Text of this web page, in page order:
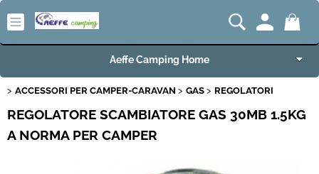
Aeffe Camping Home
Articoli per Camper e Caravan
Articoli VW Collection
Articoli per Campeggio e Giardino
ACCESSORI PER CAMPER-CARAVAN GAS REGOLATORI
REGOLATORE SCAMBIATORE GAS 30MB 1.5KG
A NORMA PER CAMPER